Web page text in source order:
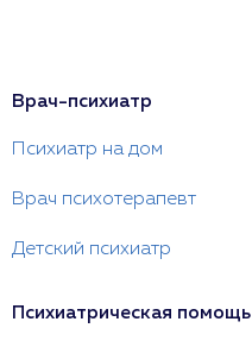
Врач-психиатр
Психиатр на дом
Врач психотерапевт
Детский психиатр
Психиатрическая помощь